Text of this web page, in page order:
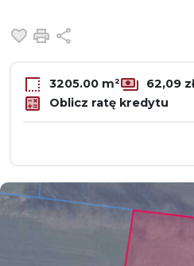
Dodaj do ulubionych
Drukuj
3205.00 m² 62,09
Oblicz ratę kredytu